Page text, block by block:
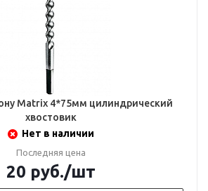
Matrix 4*75мм цилиндрический
хвостовик
Нет в наличии
Последняя цена
20 руб./шт